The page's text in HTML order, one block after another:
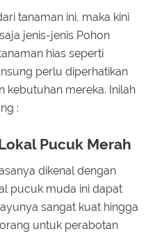
tanaman ini, maka kini
jenis-jenis Pohon
hias seperti
perlu diperhatikan
kebutuhan mereka. Inilah
:
Pucuk Merah
dikenal dengan
pucuk muda ini dapat
sangat kuat hingga
untuk perabotan